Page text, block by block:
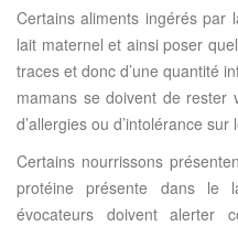
Certains aliments ingérés par
lait maternel et ainsi poser
traces et donc d’une quantité
mamans se doivent de rester
d’allergies ou d’intolérance
Certains nourrissons
protéine présente dans le
évocateurs doivent alerter